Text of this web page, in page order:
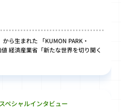
ら生まれた 「KUMON PARK・
経済産業省「新たな世界を切り開く
スペシャルインタビュー